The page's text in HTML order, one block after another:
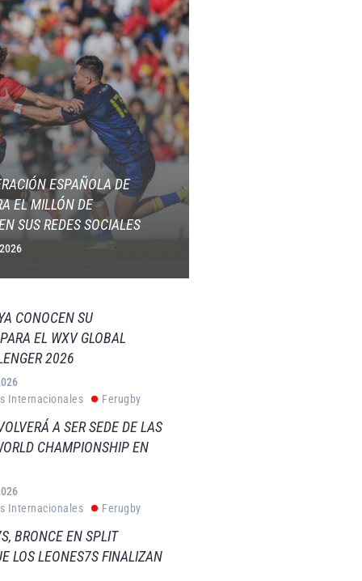
ESPAÑOLA DE
EL MILLÓN DE
SUS REDES SOCIALES
CONOCEN SU
EL WXV GLOBAL
2026
Internacionales
Ferugby
A SER SEDE DE LAS
CHAMPIONSHIP EN
Internacionales
Ferugby
BRONCE EN SPLIT
LOS LEONES7S FINALIZAN